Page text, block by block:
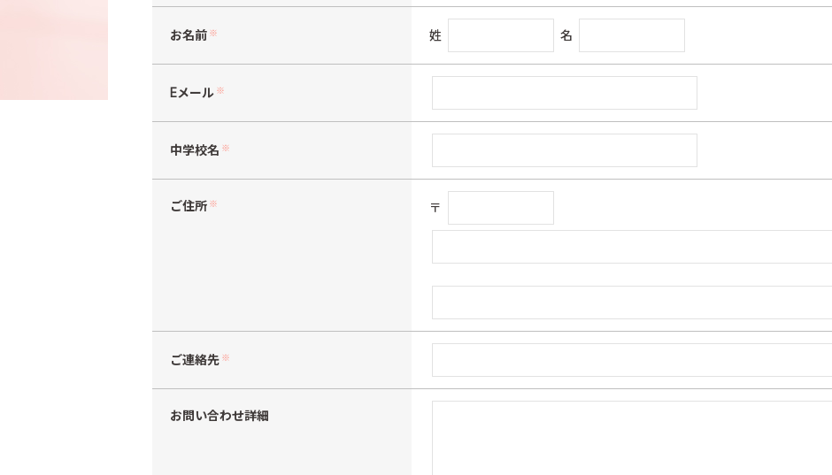
お名前 ※ 姓 名
Eメール ※
中学校名 ※
ご住所 ※ 〒
ご連絡先 ※
お問い合わせ詳細